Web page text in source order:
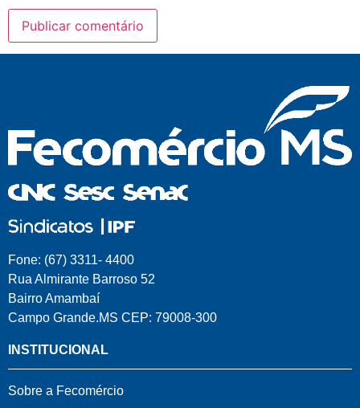
Fone: (67) 3311- 4400
Rua Almirante Barroso 52
Bairro Amambaí
Campo Grande.MS CEP: 79008-300
INSTITUCIONAL
Sobre a Fecomércio